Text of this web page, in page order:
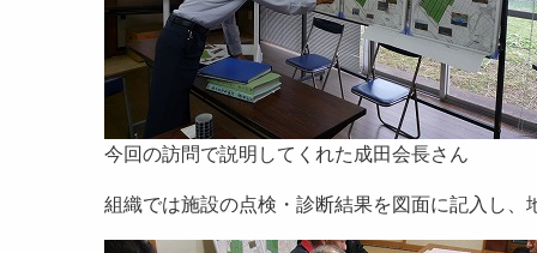
今回の訪問で説明してくれた成田会長さん
組織では施設の点検・診断結果を図面に記入し、